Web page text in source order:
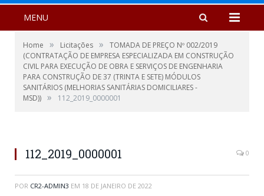
MENU
Home » Licitações »
TOMADA DE PREÇO Nº 002/2019
(CONTRATAÇÃO DE EMPRESA ESPECIALIZADA EM CONSTRUÇÃO
CIVIL PARA EXECUÇÃO DE OBRA E SERVIÇOS DE ENGENHARIA
PARA CONSTRUÇÃO DE 37 (TRINTA E SETE) MÓDULOS
SANITÁRIOS (MELHORIAS SANITÁRIAS DOMICILIARES -
MSD)) » 112_2019_0000001
112_2019_0000001 0
POR CR2-ADMIN3 EM 18 DE JANEIRO DE 2022